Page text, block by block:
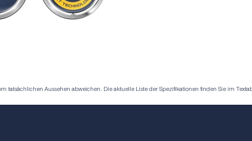
tatsächlichen Aussehen abweichen. Die aktuelle Liste der Spezifikationen finden Sie im